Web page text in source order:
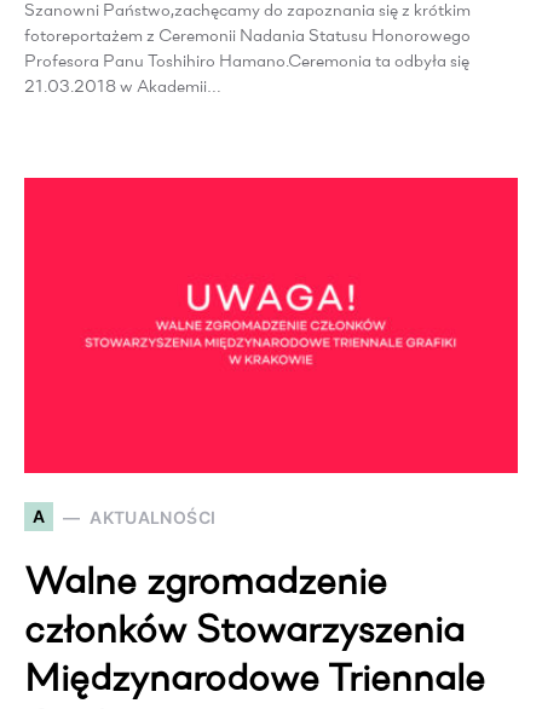
Szanowni Państwo,zachęcamy do zapoznania się z krótkim
fotoreportażem z Ceremonii Nadania Statusu Honorowego
Profesora Panu Toshihiro Hamano.Ceremonia ta odbyła się
21.03.2018 w Akademii…
A AKTUALNOŚCI
Walne zgromadzenie
członków Stowarzyszenia
Międzynarodowe Triennale